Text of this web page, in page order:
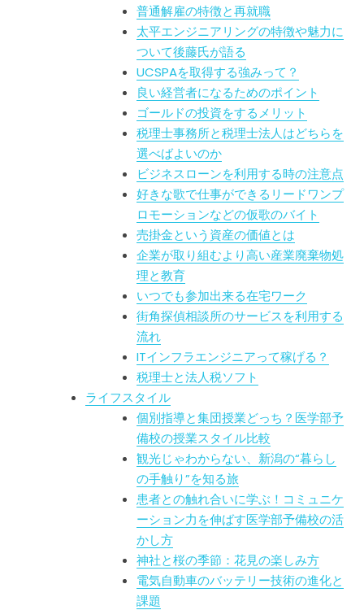
普通解雇の特徴と再就職
太平エンジニアリングの特徴や魅力に
ついて後藤氏が語る
UCSPAを取得する強みって？
良い経営者になるためのポイント
ゴールドの投資をするメリット
税理士事務所と税理士法人はどちらを
選べばよいのか
ビジネスローンを利用する時の注意点
好きな歌で仕事ができるリードワンプ
ロモーションなどの仮歌のバイト
売掛金という資産の価値とは
企業が取り組むより高い産業廃棄物処
理と教育
いつでも参加出来る在宅ワーク
街角探偵相談所のサービスを利用する
流れ
ITインフラエンジニアって稼げる？
税理士と法人税ソフト
ライフスタイル
個別指導と集団授業どっち？医学部予
備校の授業スタイル比較
観光じゃわからない、新潟の“暮らし
の手触り”を知る旅
患者との触れ合いに学ぶ！コミュニケ
ーション力を伸ばす医学部予備校の活
かし方
神社と桜の季節：花見の楽しみ方
電気自動車のバッテリー技術の進化と
課題